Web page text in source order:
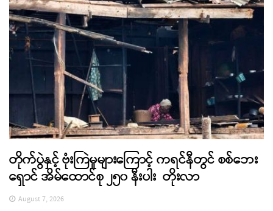
တိုက်ပွဲနှင့် ဗုံးကြဲမှုများကြောင့် ကရင်နီတွင် စစ်ဘေး
ရှောင် အိမ်ထောင်စု ၂၅၀ နီးပါး တိုးလာ
August 7, 2026